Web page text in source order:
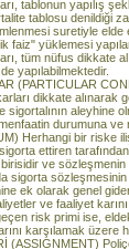
tablonun yapılış
tablosu denildiği
suretiyle elde
faiz" yüklemesi
tüm nüfus dikkate
yapılabilmektedir.
(PARTICULAR
dikkate
sigortalının aleyhine
durumuna
Herhangi bir riske
ettiren
ve
sigorta
ek olarak genel
ve faaliyet
risk primi ise,
karşılamak üzere
(ASSIGNMENT)